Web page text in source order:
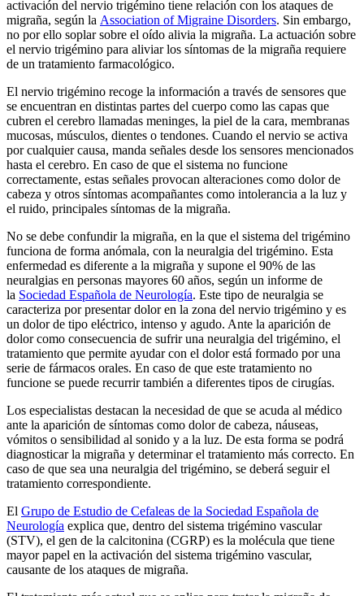
activación del nervio trigémino tiene relación con los ataques de
migraña, según la Association of Migraine Disorders. Sin embargo,
no por ello soplar sobre el oído alivia la migraña. La actuación sobre
el nervio trigémino para aliviar los síntomas de la migraña requiere
de un tratamiento farmacológico.
El nervio trigémino recoge la información a través de sensores que
se encuentran en distintas partes del cuerpo como las capas que
cubren el cerebro llamadas meninges, la piel de la cara, membranas
mucosas, músculos, dientes o tendones. Cuando el nervio se activa
por cualquier causa, manda señales desde los sensores mencionados
hasta el cerebro. En caso de que el sistema no funcione
correctamente, estas señales provocan alteraciones como dolor de
cabeza y otros síntomas acompañantes como intolerancia a la luz y
el ruido, principales síntomas de la migraña.
No se debe confundir la migraña, en la que el sistema del trigémino
funciona de forma anómala, con la neuralgia del trigémino. Esta
enfermedad es diferente a la migraña y supone el 90% de las
neuralgias en personas mayores 60 años, según un informe de
la Sociedad Española de Neurología. Este tipo de neuralgia se
caracteriza por presentar dolor en la zona del nervio trigémino y es
un dolor de tipo eléctrico, intenso y agudo. Ante la aparición de
dolor como consecuencia de sufrir una neuralgia del trigémino, el
tratamiento que permite ayudar con el dolor está formado por una
serie de fármacos orales. En caso de que este tratamiento no
funcione se puede recurrir también a diferentes tipos de cirugías.
Los especialistas destacan la necesidad de que se acuda al médico
ante la aparición de síntomas como dolor de cabeza, náuseas,
vómitos o sensibilidad al sonido y a la luz. De esta forma se podrá
diagnosticar la migraña y determinar el tratamiento más correcto. En
caso de que sea una neuralgia del trigémino, se deberá seguir el
tratamiento correspondiente.
El Grupo de Estudio de Cefaleas de la Sociedad Española de
Neurología explica que, dentro del sistema trigémino vascular
(STV), el gen de la calcitonina (CGRP) es la molécula que tiene
mayor papel en la activación del sistema trigémino vascular,
causante de los ataques de migraña.